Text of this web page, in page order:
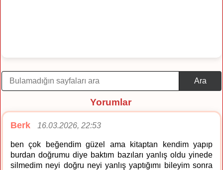
Ara
Yorumlar
Berk 16.03.2026, 22:53
ben çok beğendim güzel ama kitaptan kendim yapıp
burdan doğrumu diye baktım bazıları yanlış oldu yinede
silmedim neyi doğru neyi yanlış yaptığımı bileyim sonra